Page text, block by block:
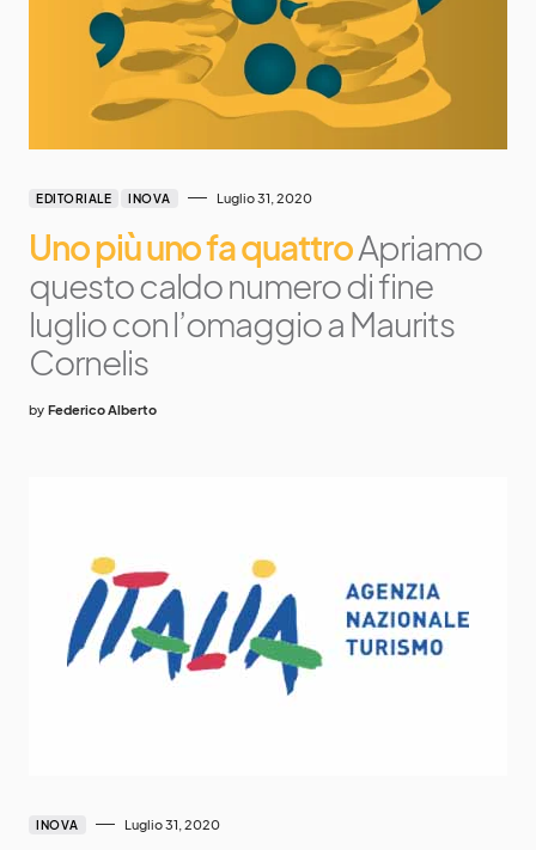
EDITORIALE INOVA Luglio 31, 2020
Uno più uno fa quattroApriamo
questo caldo numero di fine
luglio con l’omaggio a Maurits
Cornelis
by Federico Alberto
INOVA Luglio 31, 2020